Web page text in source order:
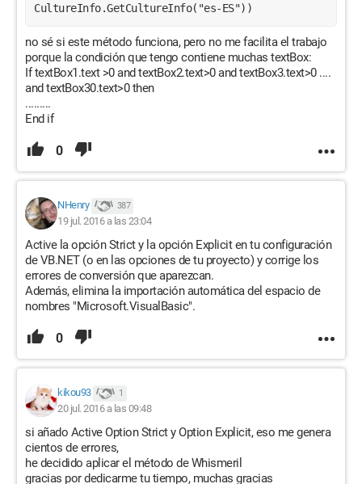
CultureInfo.GetCultureInfo("es-ES"))
no sé si este método funciona, pero no me facilita el trabajo
porque la condición que tengo contiene muchas textBox:
If textBox1.text >0 and textBox2.text>0 and textBox3.text>0 ....
and textBox30.text>0 then
.........
End if
0
NHenry 387
19 jul. 2016 a las 23:04
Active la opción Strict y la opción Explicit en tu configuración
de VB.NET (o en las opciones de tu proyecto) y corrige los
errores de conversión que aparezcan.
Además, elimina la importación automática del espacio de
nombres "Microsoft.VisualBasic".
0
kikou93 1
20 jul. 2016 a las 09:48
si añado Active Option Strict y Option Explicit, eso me genera
cientos de errores,
he decidido aplicar el método de Whismeril
gracias por dedicarme tu tiempo, muchas gracias